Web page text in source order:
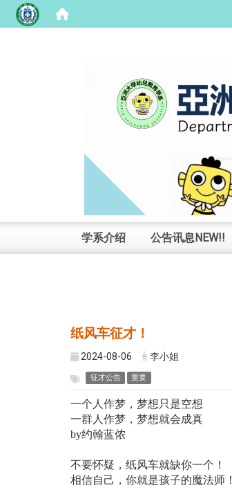
学系介绍 公告讯息NEW!!
纸风车征才！
2024-08-06 李小姐
征才公告 重要
一个人作梦，梦想只是空想
一群人作梦，梦想就会成真
by约翰蓝侬
不要怀疑，纸风车就缺你一个！
相信自己，你就是孩子的魔法师！